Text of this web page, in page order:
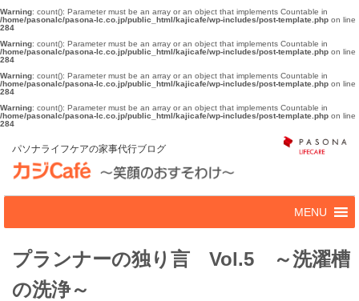
Warning: count(): Parameter must be an array or an object that implements Countable in
/home/pasonalc/pasona-lc.co.jp/public_html/kajicafe/wp-includes/post-template.php on line
284
Warning: count(): Parameter must be an array or an object that implements Countable in
/home/pasonalc/pasona-lc.co.jp/public_html/kajicafe/wp-includes/post-template.php on line
284
Warning: count(): Parameter must be an array or an object that implements Countable in
/home/pasonalc/pasona-lc.co.jp/public_html/kajicafe/wp-includes/post-template.php on line
284
Warning: count(): Parameter must be an array or an object that implements Countable in
/home/pasonalc/pasona-lc.co.jp/public_html/kajicafe/wp-includes/post-template.php on line
284
パソナライフケアの家事代行ブログ
プランナーの独り言 Vol.5 ～洗濯槽
の洗浄～